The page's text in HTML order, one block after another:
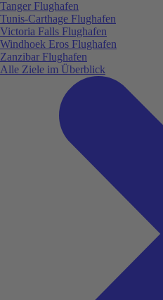
Tanger Flughafen
Tunis-Carthage Flughafen
Victoria Falls Flughafen
Windhoek Eros Flughafen
Zanzibar Flughafen
Alle Ziele im Überblick